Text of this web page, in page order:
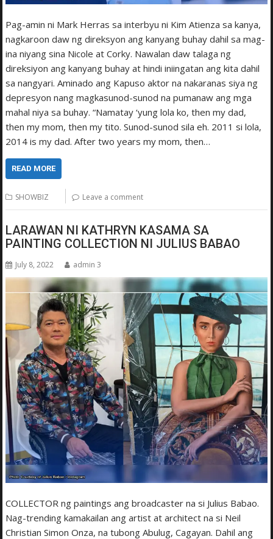
Pag-amin ni Mark Herras sa interbyu ni Kim Atienza sa kanya,
nagkaroon daw ng direksyon ang kanyang buhay dahil sa mag-
ina niyang sina Nicole at Corky. Nawalan daw talaga ng
direksiyon ang kanyang buhay at hindi iniingatan ang kita dahil
sa nangyari. Aminado ang Kapuso aktor na nakaranas siya ng
depresyon nang magkasunod-sunod na pumanaw ang mga
mahal niya sa buhay. “Namatay ‘yung lola ko, then my dad,
then my mom, then my tito. Sunod-sunod sila eh. 2011 si lola,
2014 is my dad. After two years my mom, then…
READ MORE
SHOWBIZ Leave a comment
LARAWAN NI KATHRYN KASAMA SA
PAINTING COLLECTION NI JULIUS BABAO
July 8, 2022 admin 3
COLLECTOR ng paintings ang broadcaster na si Julius Babao.
Nag-trending kamakailan ang artist at architect na si Neil
Christian Simon Onza, na tubong Abulug, Cagayan. Dahil ang